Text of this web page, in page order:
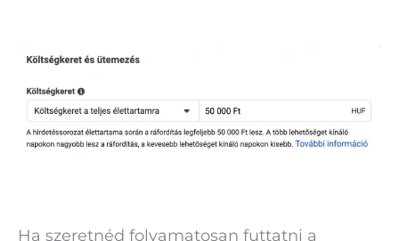
Ha szeretnéd folyamatosan futtatni a